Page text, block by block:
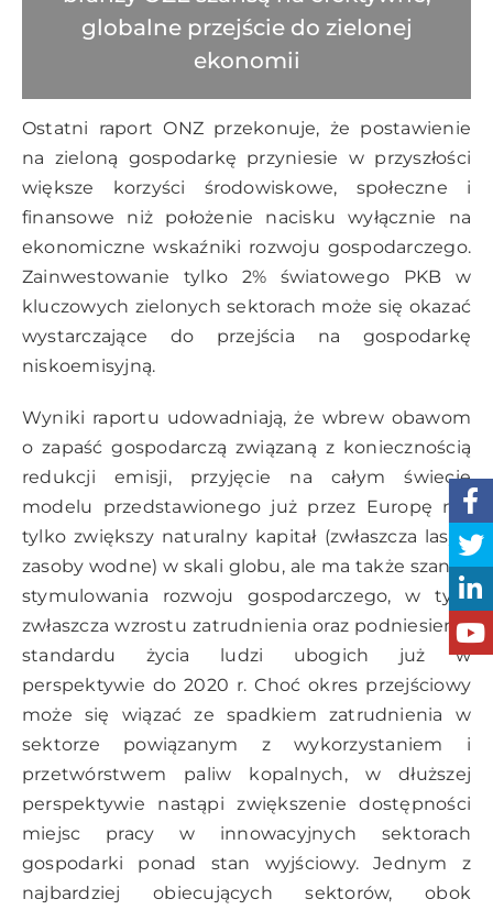
globalne przejście do zielonej
ekonomii
Ostatni raport ONZ przekonuje, że postawienie
na zieloną gospodarkę przyniesie w przyszłości
większe korzyści środowiskowe, społeczne i
finansowe niż położenie nacisku wyłącznie na
ekonomiczne wskaźniki rozwoju gospodarczego.
Zainwestowanie tylko 2% światowego PKB w
kluczowych zielonych sektorach może się okazać
wystarczające do przejścia na gospodarkę
niskoemisyjną.
Wyniki raportu udowadniają, że wbrew obawom
o zapaść gospodarczą związaną z koniecznością
redukcji emisji, przyjęcie na całym świecie
modelu przedstawionego już przez Europę nie
tylko zwiększy naturalny kapitał (zwłaszcza lasy i
zasoby wodne) w skali globu, ale ma także szansę
stymulowania rozwoju gospodarczego, w tym
zwłaszcza wzrostu zatrudnienia oraz podniesienia
standardu życia ludzi ubogich już w
perspektywie do 2020 r. Choć okres przejściowy
może się wiązać ze spadkiem zatrudnienia w
sektorze powiązanym z wykorzystaniem i
przetwórstwem paliw kopalnych, w dłuższej
perspektywie nastąpi zwiększenie dostępności
miejsc pracy w innowacyjnych sektorach
gospodarki ponad stan wyjściowy. Jednym z
najbardziej obiecujących sektorów, obok